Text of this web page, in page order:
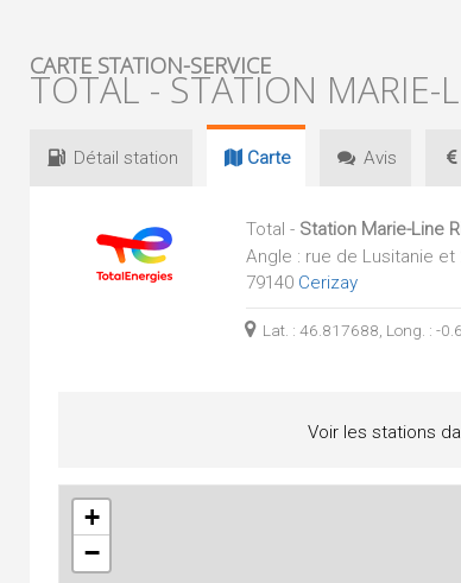
CARTE STATION-SERVICE
TOTAL - STATION MARIE-
Détail station Carte Avis
Total - Station Marie-Line
Angle : rue de Lusitanie et
79140 Cerizay
Lat. : 46.817688, Long. : -
Voir les stations
+
−